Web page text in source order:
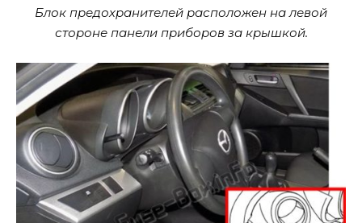
Блок предохранителей расположен на левой
стороне панели приборов за крышкой.